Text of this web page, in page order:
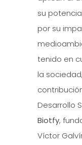
su
por su
tenido en
la
Desarrollo
Biotfy,
Víctor